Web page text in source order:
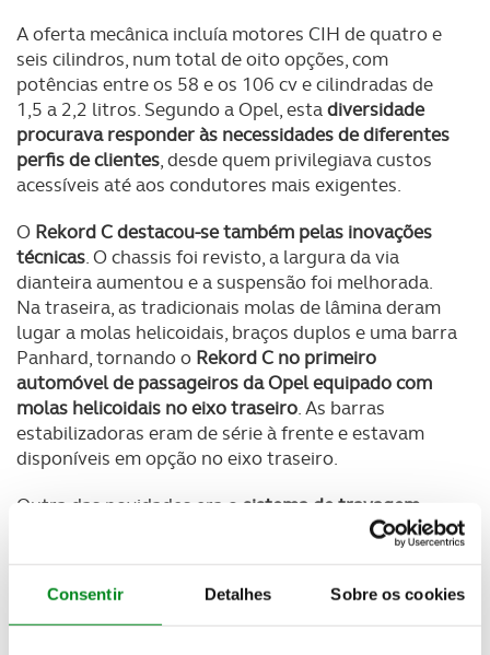
Consentir Detalhes Sobre os cookies
A oferta mecânica incluía motores CIH de quatro e
seis cilindros, num total de oito opções, com
potências entre os 58 e os 106 cv e cilindradas de
1,5 a 2,2 litros. Segundo a Opel, estadiversidade
procurava responder às necessidades de diferentes
perfis de clientes, desde quem privilegiava custos
acessíveis até aos condutores mais exigentes.
O Rekord C destacou-se também pelas inovações
técnicas. O chassis foi revisto, a largura da via
dianteira aumentou e a suspensão foi melhorada.
Na traseira, as tradicionais molas de lâmina deram
lugar a molas helicoidais, braços duplos e uma barra
Panhard, tornando o Rekord C no primeiro
automóvel de passageiros da Opel equipado com
molas helicoidais no eixo traseiro. As barras
estabilizadoras eram de série à frente e estavam
disponíveis em opção no eixo traseiro.
Outra das novidades era o sistema de travagem
Todas as versões passaram a contar, de série, com
travões de disco à frente, um sistema de travagem
dimensões do habitáculoe um
novo sistema de
aquecimentocontribuíram igualmente para